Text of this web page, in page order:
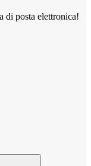
di posta elettronica!